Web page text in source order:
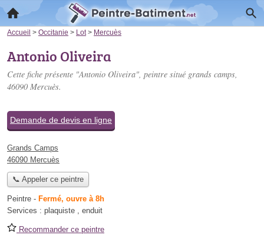
Accueil > Occitanie > Lot > Mercuès
Antonio Oliveira
Cette fiche présente "Antonio Oliveira", peintre situé grands camps,
46090 Mercuès.
Demande de devis en ligne
Grands Camps
46090 Mercuès
📞 Appeler ce peintre
Peintre - Fermé, ouvre à 8h
Services : plaquiste , enduit
Recommander ce peintre